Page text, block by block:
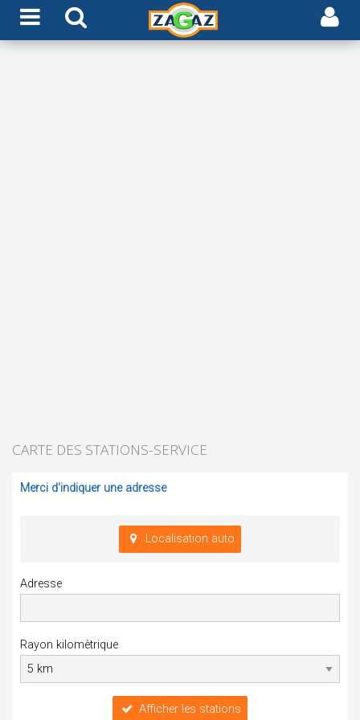
CARTE DES STATIONS-SERVICE
Merci d'indiquer une adresse
Localisation auto
Adresse
Rayon kilomètrique
Afficher les stations